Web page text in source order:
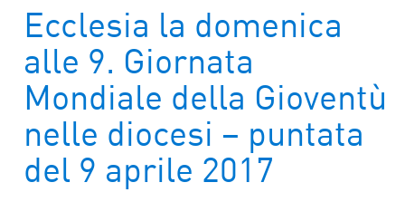
Ecclesia la domenica
alle 9. Giornata
Mondiale della Gioventù
nelle diocesi – puntata
del 9 aprile 2017